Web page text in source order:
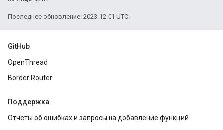
Последнее обновление: 2023-12-01 UTC.
GitHub
OpenThread
Border Router
Поддержка
Отчеты об ошибках и запросы на добавление функций